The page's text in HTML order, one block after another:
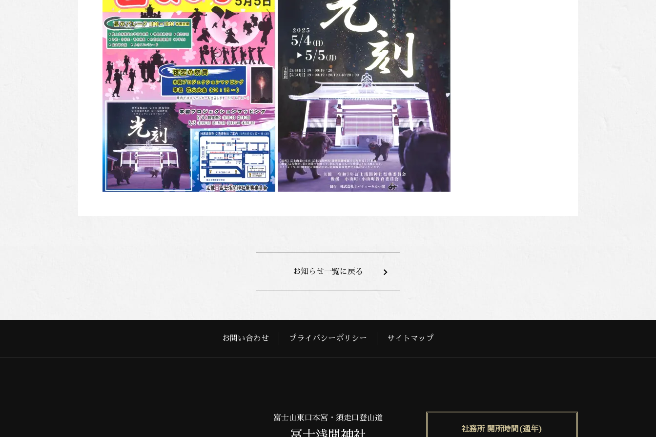
お知らせ一覧に戻る
お問い合わせ プライバシーポリシー サイトマップ
富士山東口本宮・須走口登山道
社務所 開所時間(通年)